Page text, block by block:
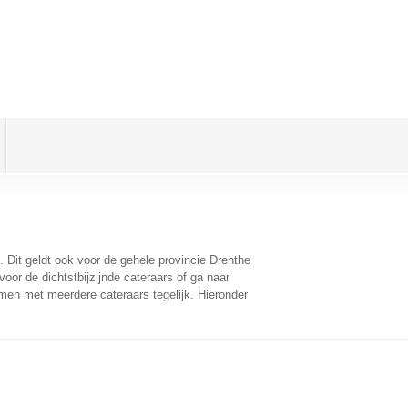
. Dit geldt ook voor de gehele provincie Drenthe
de dichtstbijzijnde cateraars of ga naar
met meerdere cateraars tegelijk. Hieronder